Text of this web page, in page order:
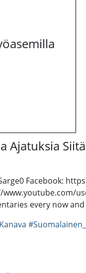
Ajatuksia Siitä
Facebook:
every now